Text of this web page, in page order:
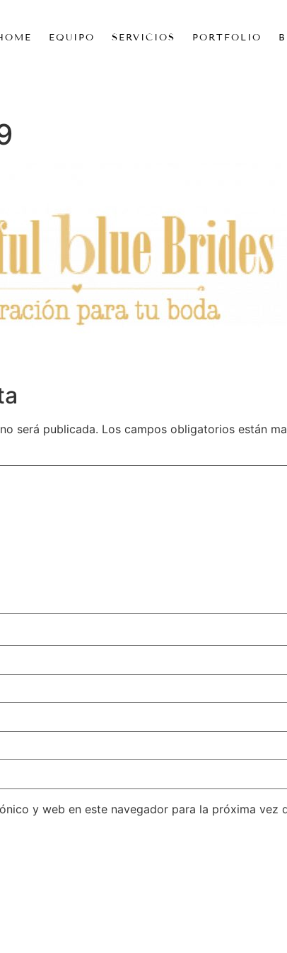
EQUIPO SERVICIOS PORTFOLIO
será publicada. Los campos obligatorios están
y web en este navegador para la próxima vez